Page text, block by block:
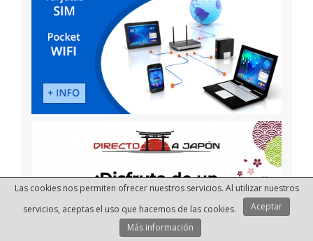
Las cookies nos permiten ofrecer nuestros servicios. Al utilizar nuestros
servicios, aceptas el uso que hacemos de las cookies.
Aceptar
Más información